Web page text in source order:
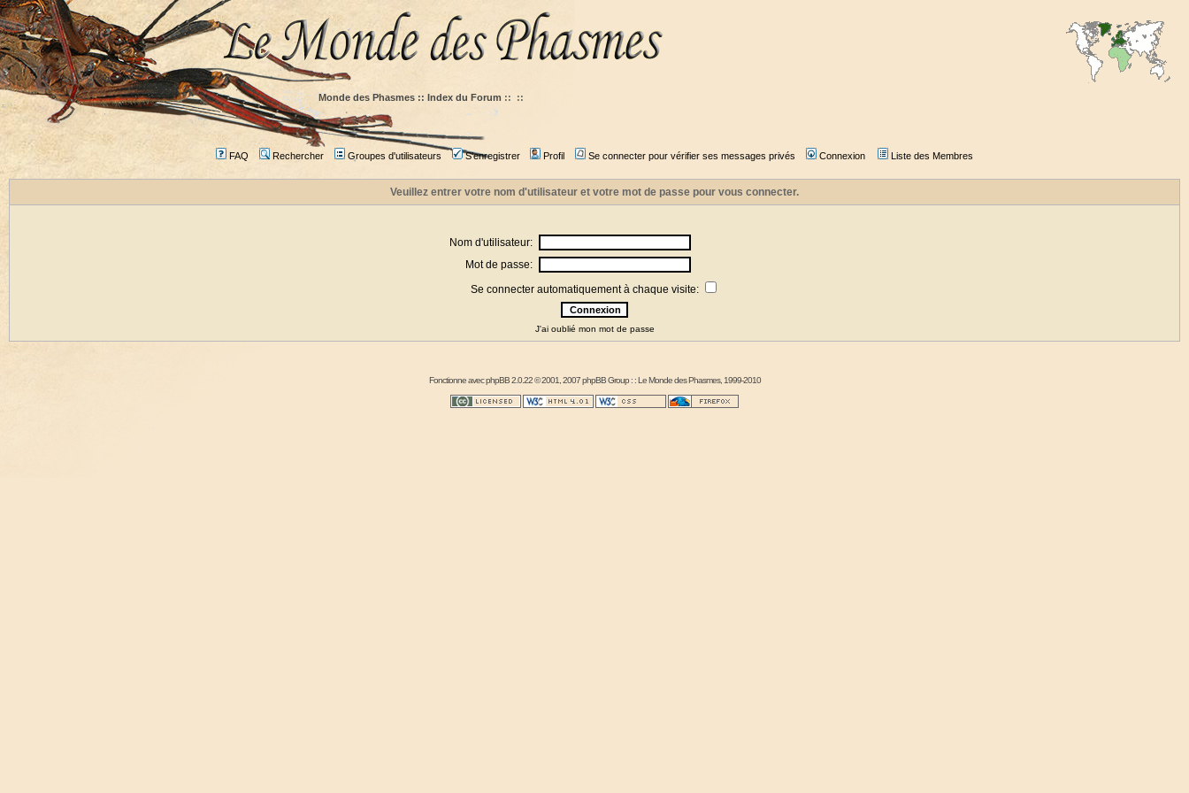
Monde des Phasmes :: Index du Forum :: ::
FAQ Rechercher Groupes d'utilisateurs S'enregistrer Profil Se connecter pour vérifier ses messages privés Connexion Liste des Membres
Veuillez entrer votre nom d'utilisateur et votre mot de passe pour vous connecter.
Nom d'utilisateur:
Mot de passe:
Se connecter automatiquement à chaque visite:
J'ai oublié mon mot de passe
Fonctionne avecphpBB2.0.22 © 2001, 2007 phpBB Group : :Le Monde des Phasmes, 1999-2010